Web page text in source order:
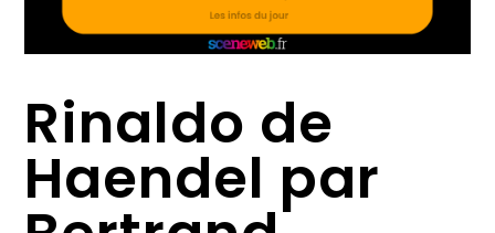
Rinaldo de
Haendel par